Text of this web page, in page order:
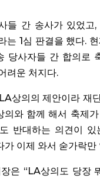
들 간 송사가 있었
는 1심 판결을 했다.
당사자들 간 합의로
려운 처지다.
상의의 제안이라 재
의와 함께 해서 축제
반대하는 의견이
가 이제 와서 숟가락
은 “LA상의도 당장